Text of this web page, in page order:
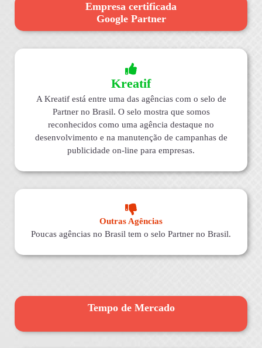
Empresa certificada
Google Partner
Kreatif
A Kreatif está entre uma das agências com o selo de
Partner no Brasil. O selo mostra que somos
reconhecidos como uma agência destaque no
desenvolvimento e na manutenção de campanhas de
publicidade on-line para empresas.
Outras Agências
Poucas agências no Brasil tem o selo Partner no Brasil.
Tempo de Mercado